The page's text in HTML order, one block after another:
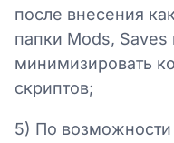
после внесения
папки Mods,
минимизировать
скриптов;
5) По возможности